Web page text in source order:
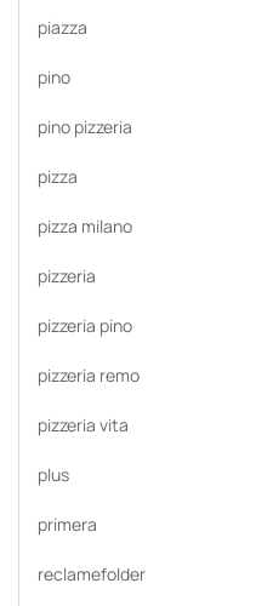
piazza
pino
pino pizzeria
pizza
pizza milano
pizzeria
pizzeria pino
pizzeria remo
pizzeria vita
plus
primera
reclamefolder